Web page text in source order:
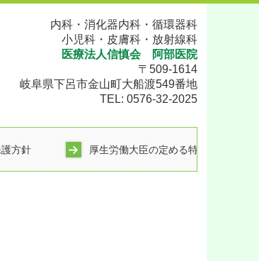
内科・消化器内科・循環器科
小児科・皮膚科・放射線科
医療法人信慎会 阿部医院
〒509-1614
岐阜県下呂市金山町大船渡549番地
TEL: 0576-32-2025
方針 厚生労働大臣の定める特記事項